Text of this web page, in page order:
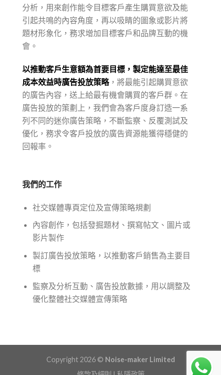
分析，用來創作能令目標客戶產生購買意欲及能
引起共鳴的內容角度，再以吸睛的圖象或影片將
題材形象化，務求增加目標客戶和品牌互動的機
會。
以推動客戶生意額為首要目標，製定能達至最佳
成本效益時廣告投放策略，將最能引起購買意欲
的廣告內容，送上給最有機會購買的客戶群。在
廣告投放的策劃上，我們會為客戶度身訂造一系
列不同的迷你廣告策略，不斷監察、反覆測試及
優化，務求令客戶投放的廣告資源能獲得穩健的
回報率。
我們的工作
社交媒體專頁定位及宣傳策略規劃
內容創作，包括發掘題材、撰寫帖文、圖片或
影片製作
製訂廣告投放策略，以推動客戶銷售為主要目
標
監察及分析互動、廣告投放數據，用以調整及
優化整體社交媒體宣傳策略
Copyright 2026 © Noise-maker Limited